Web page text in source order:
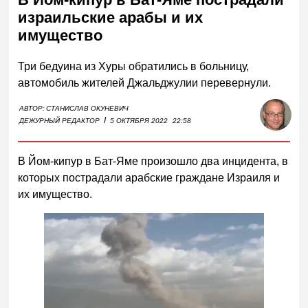
израильские арабы и их
имущество
Три бедуина из Хуры обратились в больницу,
автомобиль жителей Джальджулии перевернули.
АВТОР:СТАНИСЛАВ ОКУНЕВИЧ
ДЕЖУРНЫЙ РЕДАКТОР I 5 ОКТЯБРЯ 2022 22:58
В Йом-кипур в Бат-Яме произошло два инцидента, в
которых пострадали арабские граждане Израиля и
их имущество.